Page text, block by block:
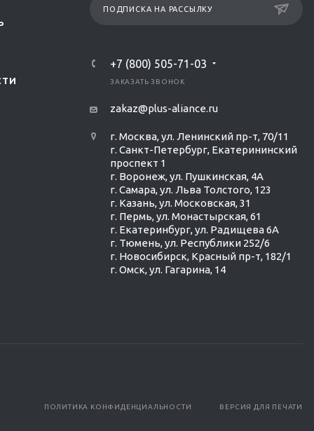
ПОДПИСКА НА РАССЫЛКУ
+7 (800) 505-71-03
ЗАКАЗАТЬ ЗВОНОК
zakaz@plus-aliance.ru
г. Москва, ул. Ленинский пр-т, 70/11
г. Санкт-Петербург, Екатерининский
проспект 1
г. Воронеж, ул. Пушкинская, 4А
г. Самара, ул. Льва Толстого, 123
г. Казань, ул. Московская, 31
г. Пермь, ул. Монастырская, 61
г. Екатеринбург, ул. Радищева 6А
г. Тюмень, ул. Республики 252/6
г. Новосибирск, Красный пр-т, 182/1
г. Омск, ул. ​Гагарина, 14
ВЕРСИЯ ДЛЯ ПЕЧАТИ
ПОЛИТИКА КОНФИДЕНЦИАЛЬНОСТИ